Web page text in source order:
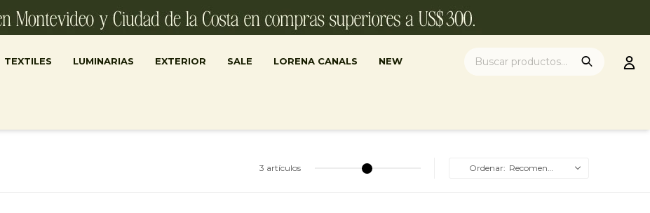
TEXTILES LUMINARIAS EXTERIOR SALE LORENA CANALS NEW
3 artículos Recomendados